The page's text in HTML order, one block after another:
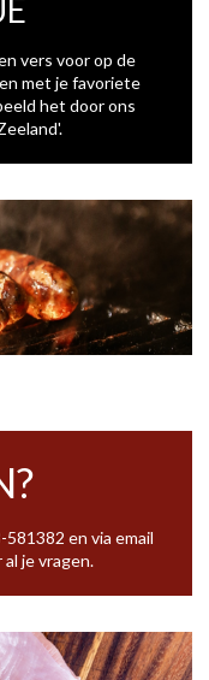
vers voor op de
met je favoriete
het door ons
581382 en via email
al je vragen.